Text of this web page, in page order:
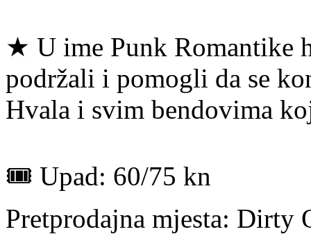
★ U ime Punk Romantike
podržali i pomogli da se
Hvala i svim bendovima
🎟️ Upad: 60/75 kn
Pretprodajna mjesta: Dirty